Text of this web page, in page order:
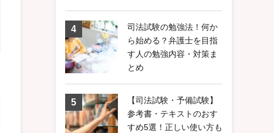
司法試験の勉強法！何か
ら始める？弁護士を目指
す人の勉強内容・対策ま
とめ
【司法試験・予備試験】
参考書・テキストのおす
すめ5選！正しい使い方も